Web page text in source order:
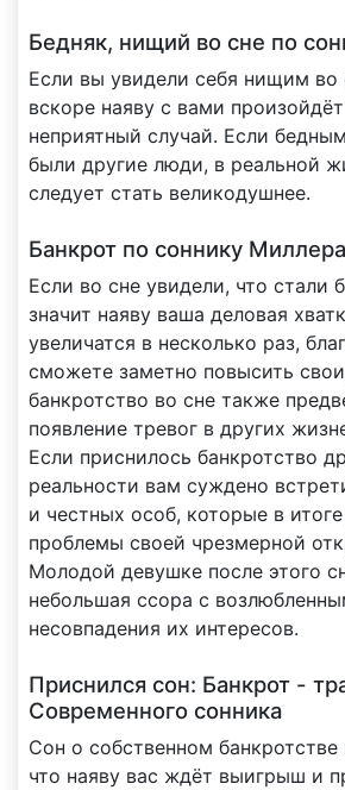
Бедняк, нищий во сне по
Если вы увидели себя нищим во
вскоре наяву с вами
неприятный случай. Если
были другие люди, в реальной
следует стать великодушнее.
Банкрот по соннику Миллера
Если во сне увидели, что стали
значит наяву ваша деловая
увеличатся в несколько раз,
сможете заметно повысить
банкротство во сне также
появление тревог в других
Если приснилось банкротство
реальности вам суждено
и честных особ, которые в
проблемы своей чрезмерной
Молодой девушке после этого
небольшая ссора с
несовпадения их интересов.
Приснился сон: Банкрот -
Современного сонника
Сон о собственном банкротстве
что наяву вас ждёт выигрыш и